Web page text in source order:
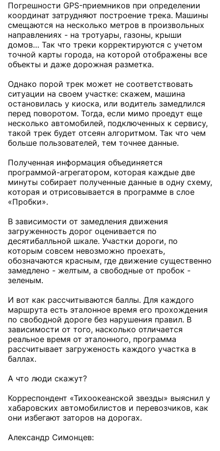
Погрешности GPS-приемников при определении
координат затрудняют построение трека. Машины
смещаются на несколько метров в произвольных
направлениях - на тротуары, газоны, крыши
домов… Так что треки корректируются с учетом
точной карты города, на которой отображены все
объекты и даже дорожная разметка.
Однако порой трек может не соответствовать
ситуации на своем участке: скажем, машина
остановилась у киоска, или водитель замедлился
перед поворотом. Тогда, если мимо проедут еще
несколько автомобилей, подключенных к сервису,
такой трек будет отсеян алгоритмом. Так что чем
больше пользователей, тем точнее данные.
Полученная информация объединяется
программой-агрегатором, которая каждые две
минуты собирает полученные данные в одну схему,
которая и отрисовывается в программе в слое
«Пробки».
В зависимости от замедления движения
загруженность дорог оценивается по
десятибалльной шкале. Участки дороги, по
которым совсем невозможно проехать,
обозначаются красным, где движение существенно
замедлено - желтым, а свободные от пробок -
зеленым.
И вот как рассчитываются баллы. Для каждого
маршрута есть эталонное время его прохождения
по свободной дороге без нарушения правил. В
зависимости от того, насколько отличается
реальное время от эталонного, программа
рассчитывает загруженость каждого участка в
баллах.
А что люди скажут?
Корреспондент «Тихоокеанской звезды» выяснил у
хабаровских автомобилистов и перевозчиков, как
они избегают заторов на дорогах.
Александр Симонцев: